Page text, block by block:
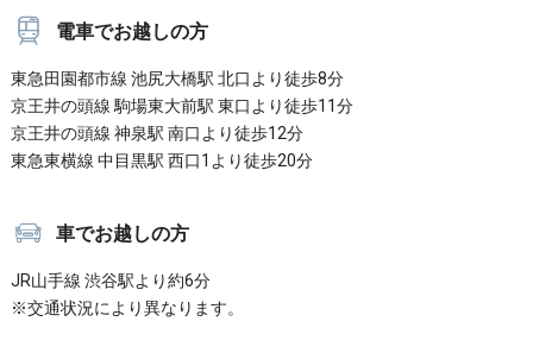
電車でお越しの方
東急田園都市線 池尻大橋駅 北口より徒歩8分
京王井の頭線 駒場東大前駅 東口より徒歩11分
京王井の頭線 神泉駅 南口より徒歩12分
東急東横線 中目黒駅 西口1より徒歩20分
車でお越しの方
JR山手線 渋谷駅より約6分
※交通状況により異なります。